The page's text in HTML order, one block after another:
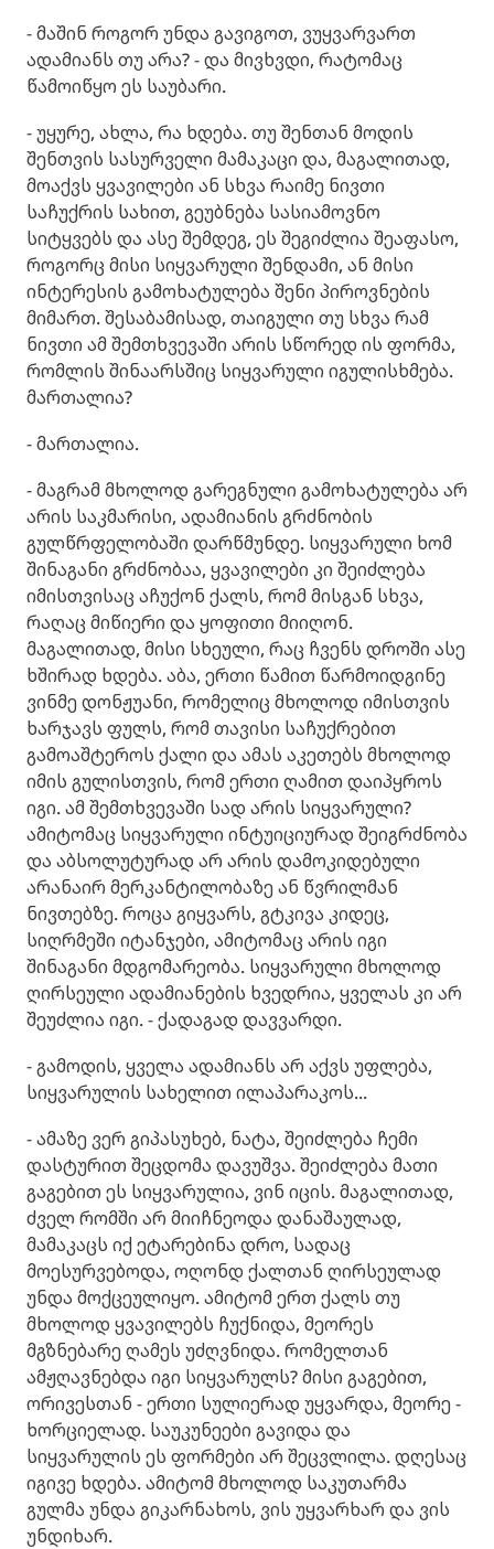
- მაშინ როგორ უნდა გავიგოთ, ვუყვარვართ
ადამიანს თუ არა? - და მივხვდი, რატომაც
წამოიწყო ეს საუბარი.
- უყურე, ახლა, რა ხდება. თუ შენთან მოდის
შენთვის სასურველი მამაკაცი და, მაგალითად,
მოაქვს ყვავილები ან სხვა რაიმე ნივთი
საჩუქრის სახით, გეუბნება სასიამოვნო
სიტყვებს და ასე შემდეგ, ეს შეგიძლია შეაფასო,
როგორც მისი სიყვარული შენდამი, ან მისი
ინტერესის გამოხატულება შენი პიროვნების
მიმართ. შესაბამისად, თაიგული თუ სხვა რამ
ნივთი ამ შემთხვევაში არის სწორედ ის ფორმა,
რომლის შინაარსშიც სიყვარული იგულისხმება.
მართალია?
- მართალია.
- მაგრამ მხოლოდ გარეგნული გამოხატულება არ
არის საკმარისი, ადამიანის გრძნობის
გულწრფელობაში დარწმუნდე. სიყვარული ხომ
შინაგანი გრძნობაა, ყვავილები კი შეიძლება
იმისთვისაც აჩუქონ ქალს, რომ მისგან სხვა,
რაღაც მიწიერი და ყოფითი მიიღონ.
მაგალითად, მისი სხეული, რაც ჩვენს დროში ასე
ხშირად ხდება. აბა, ერთი წამით წარმოიდგინე
ვინმე დონჟუანი, რომელიც მხოლოდ იმისთვის
ხარჯავს ფულს, რომ თავისი საჩუქრებით
გამოაშტეროს ქალი და ამას აკეთებს მხოლოდ
იმის გულისთვის, რომ ერთი ღამით დაიპყროს
იგი. ამ შემთხვევაში სად არის სიყვარული?
ამიტომაც სიყვარული ინტუიციურად შეიგრძნობა
და აბსოლუტურად არ არის დამოკიდებული
არანაირ მერკანტილობაზე ან წვრილმან
ნივთებზე. როცა გიყვარს, გტკივა კიდეც,
სიღრმეში იტანჯები, ამიტომაც არის იგი
შინაგანი მდგომარეობა. სიყვარული მხოლოდ
ღირსეული ადამიანების ხვედრია, ყველას კი არ
შეუძლია იგი. - ქადაგად დავვარდი.
- გამოდის, ყველა ადამიანს არ აქვს უფლება,
სიყვარულის სახელით ილაპარაკოს...
- ამაზე ვერ გიპასუხებ, ნატა, შეიძლება ჩემი
დასტურით შეცდომა დავუშვა. შეიძლება მათი
გაგებით ეს სიყვარულია, ვინ იცის. მაგალითად,
ძველ რომში არ მიიჩნეოდა დანაშაულად,
მამაკაცს იქ ეტარებინა დრო, სადაც
მოესურვებოდა, ოღონდ ქალთან ღირსეულად
უნდა მოქცეულიყო. ამიტომ ერთ ქალს თუ
მხოლოდ ყვავილებს ჩუქნიდა, მეორეს
მგზნებარე ღამეს უძღვნიდა. რომელთან
ამჟღავნებდა იგი სიყვარულს? მისი გაგებით,
ორივესთან - ერთი სულიერად უყვარდა, მეორე -
ხორციელად. საუკუნეები გავიდა და
სიყვარულის ეს ფორმები არ შეცვლილა. დღესაც
იგივე ხდება. ამიტომ მხოლოდ საკუთარმა
გულმა უნდა გიკარნახოს, ვის უყვარხარ და ვის
უნდიხარ.